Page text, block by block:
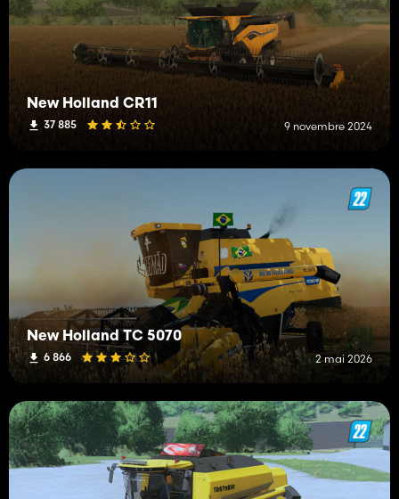
New Holland CR11
37 885 9 novembre 2024
New Holland TC 5070
6 866 2 mai 2026